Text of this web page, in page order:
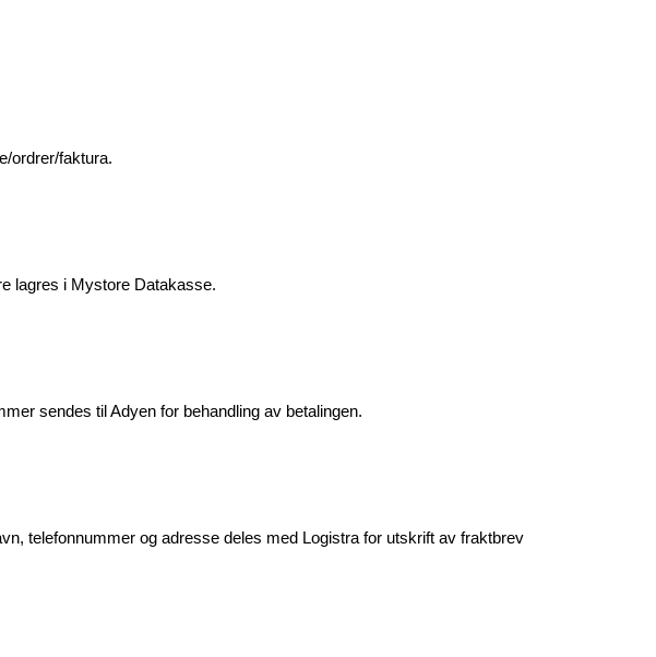
ordrer/faktura.
lagres i Mystore Datakasse.
sendes til Adyen for behandling av betalingen.
telefonnummer og adresse deles med Logistra for utskrift av fraktbrev